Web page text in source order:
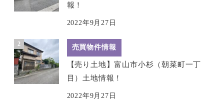
報！
2022年9月27日
売買物件情報
【売り土地】富山市小杉（朝菜町一丁
目）土地情報！
2022年9月27日